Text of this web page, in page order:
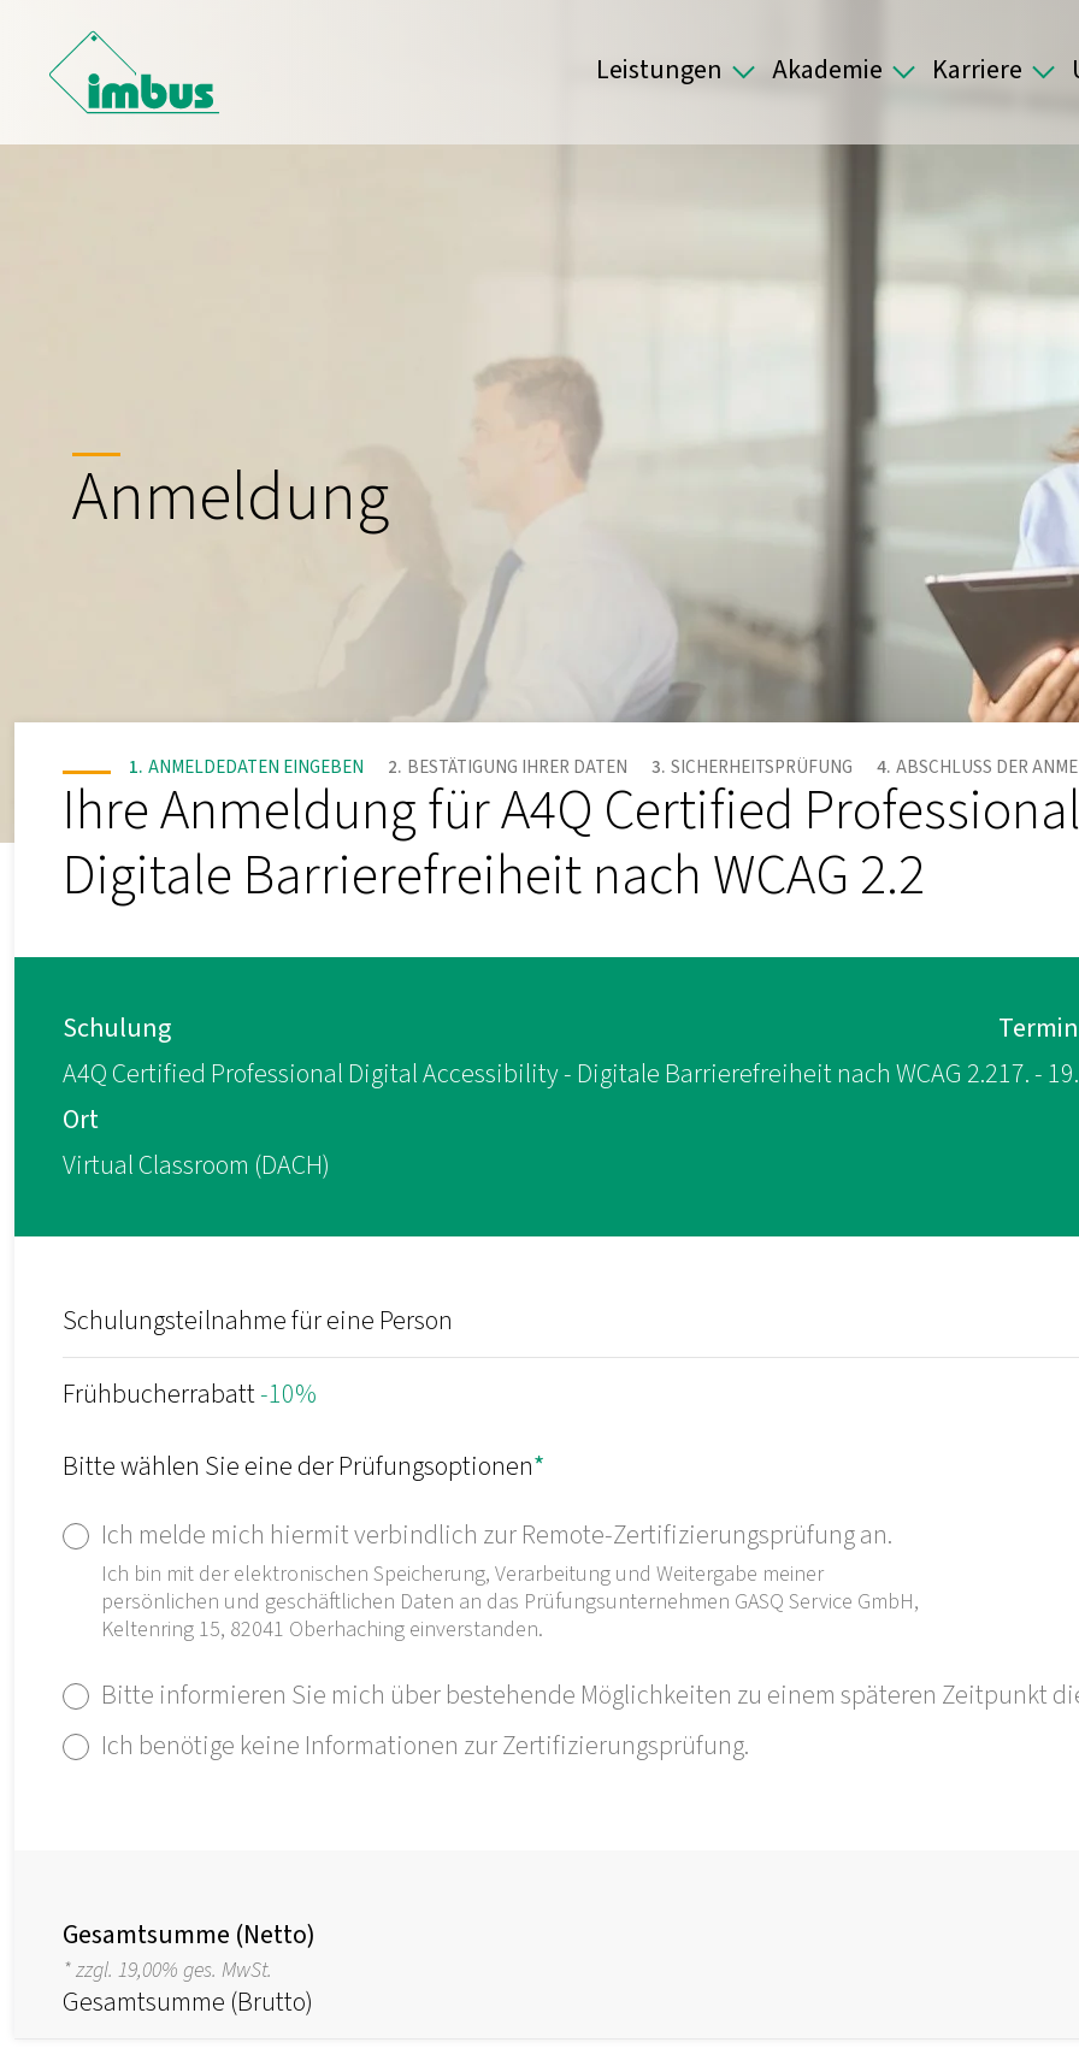
Leistungen Akademie Karriere
Anmeldung
ANMELDEDATEN EINGEBEN BESTÄTIGUNG IHRER DATEN SICHERHEITSPRÜFUNG ABSCHLUSS DER
Ihre Anmeldung für A4Q Certified
Digitale Barrierefreiheit nach WCAG 2.2
Schulung
A4Q Certified Professional Digital Accessibility - Digitale Barrierefreiheit nach WCAG 2.2
Termin
17. -
Ort
Virtual Classroom (DACH)
Schulungsteilnahme für eine Person
Frühbucherrabatt-10%
Bitte wählen Sie eine der Prüfungsoptionen*
Ich melde mich hiermit verbindlich zur Remote-Zertifizierungsprüfung an.
Ich bin mit der elektronischen Speicherung, Verarbeitung und Weitergabe meiner
persönlichen und geschäftlichen Daten an das Prüfungsunternehmen GASQ Service GmbH,
Keltenring 15, 82041 Oberhaching einverstanden.
Bitte informieren Sie mich über bestehende Möglichkeiten zu einem späteren Zeitpunkt
Ich benötige keine Informationen zur Zertifizierungsprüfung.
Gesamtsumme (Netto)
* zzgl. 19,00% ges. MwSt.
Gesamtsumme (Brutto)